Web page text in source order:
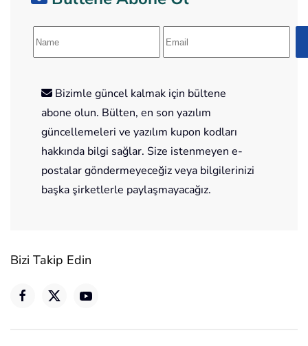
Bizimle güncel kalmak için bültene
abone olun. Bülten, en son yazılım
güncellemeleri ve yazılım kupon kodları
hakkında bilgi sağlar. Size istenmeyen e-
postalar göndermeyeceğiz veya bilgilerinizi
başka şirketlerle paylaşmayacağız.
Bizi Takip Edin